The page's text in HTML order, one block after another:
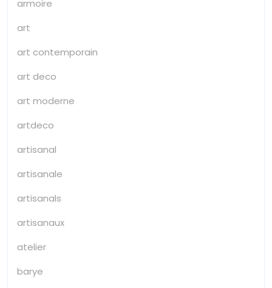
armoire
art
art contemporain
art deco
art moderne
artdeco
artisanal
artisanale
artisanals
artisanaux
atelier
barye